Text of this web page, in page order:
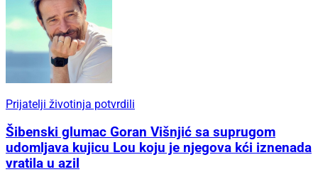
Prijatelji životinja potvrdili
Šibenski glumac Goran Višnjić sa suprugom
udomljava kujicu Lou koju je njegova kći iznenada
vratila u azil